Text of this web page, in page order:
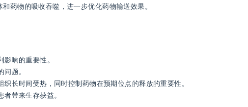
药物的吸收吞噬，进一步优化药物输送效果。
响的重要性。
题。
长时间受热，同时控制药物在预期位点的释放的重要性。
带来生存获益。